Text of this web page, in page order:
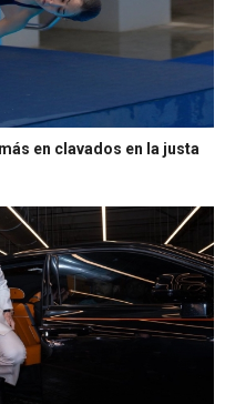
en clavados en la justa